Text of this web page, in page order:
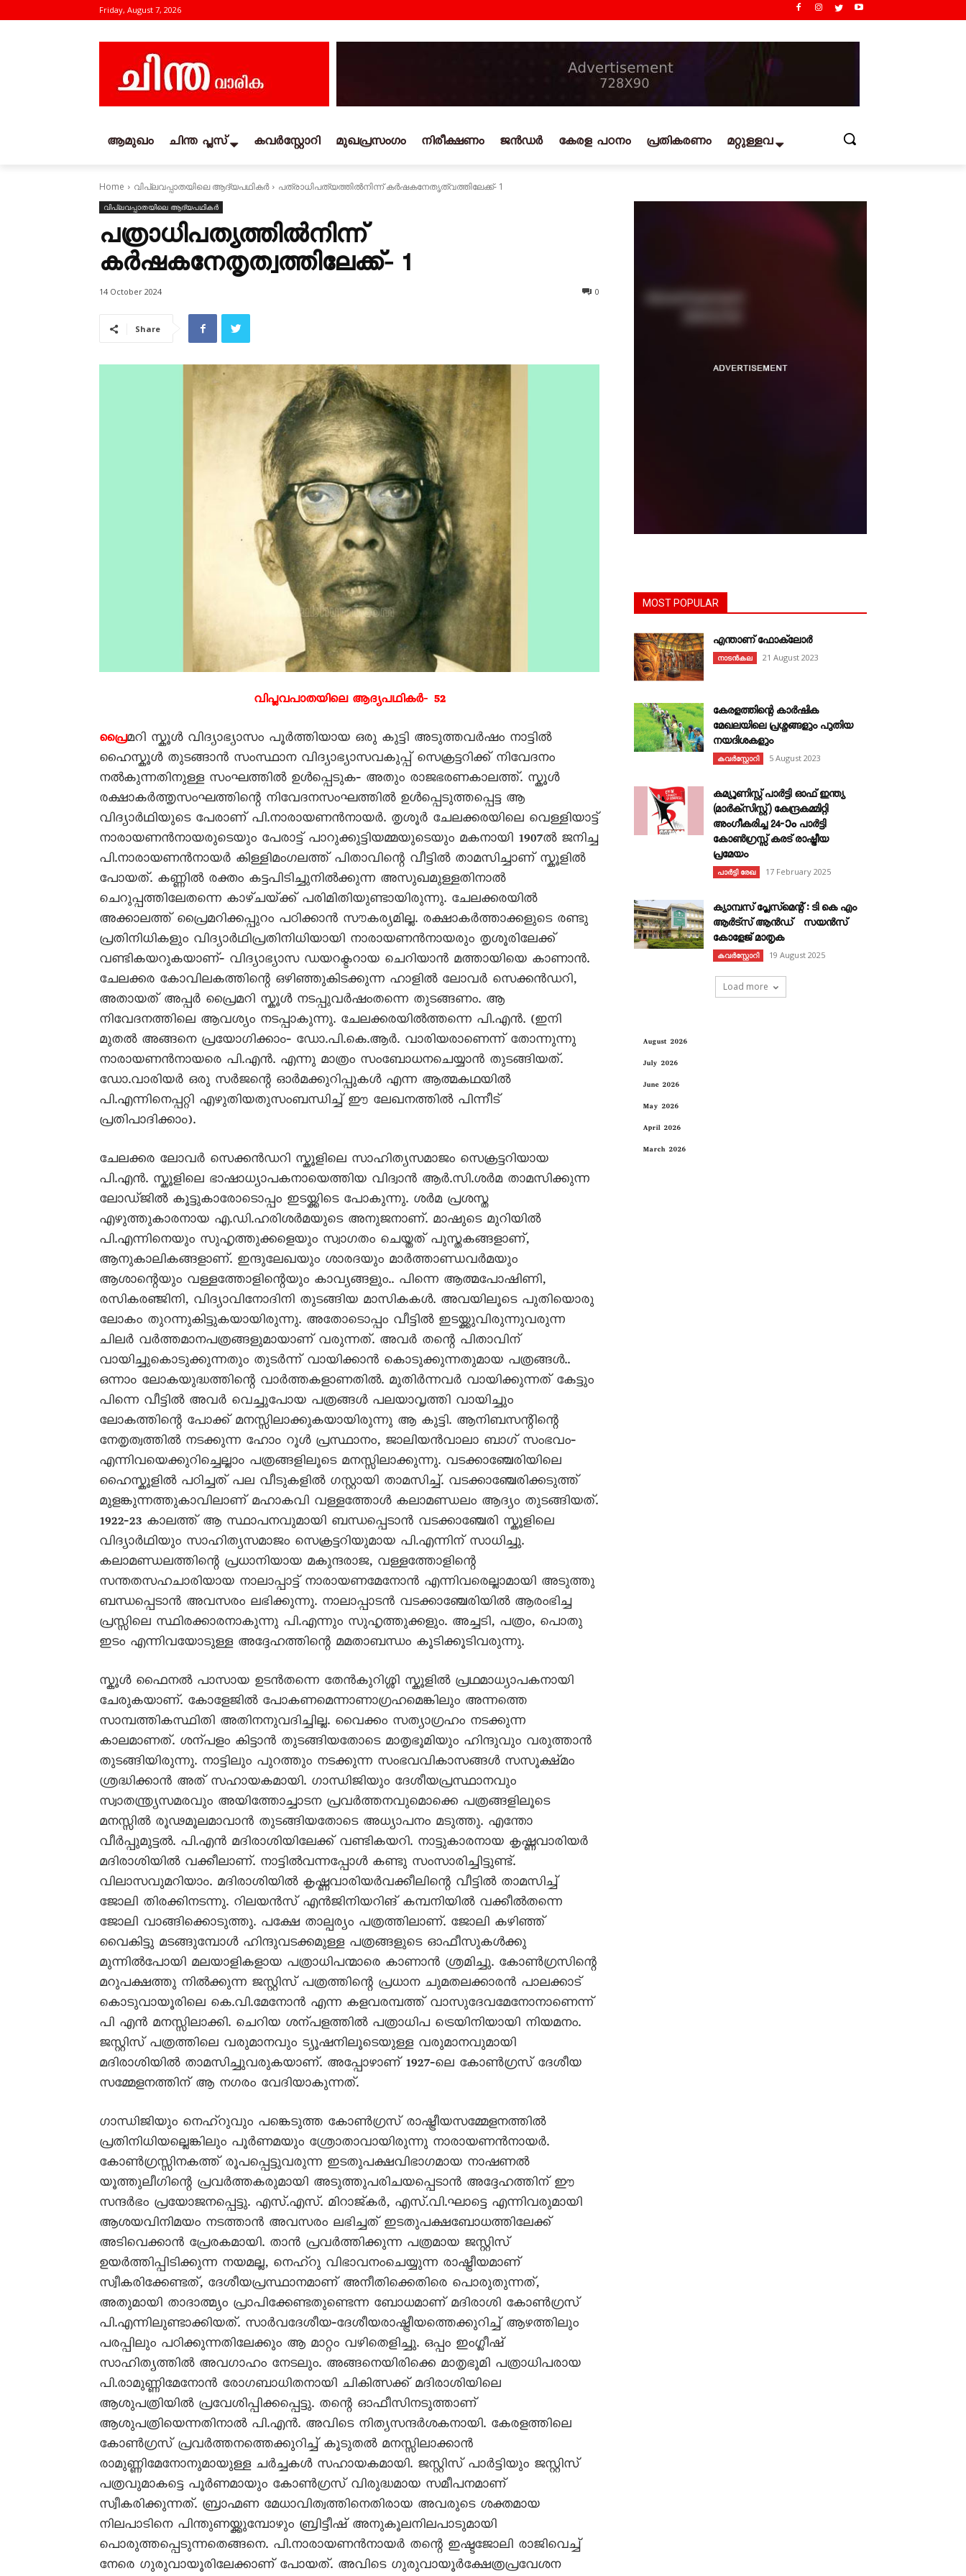
Friday, August 7, 2026
ആമുഖം ചിന്ത പ്ലസ് കവര്‍സ്റ്റോറി മുഖപ്രസംഗം നിരീക്ഷണം ജൻഡർ കേരള പഠനം പ്രതികരണം മറ്റുള്ളവ
Home വിപ്ലവപ്പാതയിലെ ആദ്യപഥികര്‍ പത്രാധിപത്യത്തിൽനിന്ന് കർഷകനേതൃത്വത്തിലേക്ക്‐ 1
വിപ്ലവപ്പാതയിലെ ആദ്യപഥികര്‍
പത്രാധിപത്യത്തിൽനിന്ന്
കർഷകനേതൃത്വത്തിലേക്ക്‐ 1
14 October 2024 0
Share
വിപ്ലവപാതയിലെ ആദ്യപഥികർ‐ 52
പ്രൈമറി സ്കൂൾ വിദ്യാഭ്യാസം പൂർത്തിയായ ഒരു കുട്ടി അടുത്തവർഷം നാട്ടിൽ
ഹൈസ്കൂൾ തുടങ്ങാൻ സംസ്ഥാന വിദ്യാഭ്യാസവകുപ്പ് സെക്രട്ടറിക്ക് നിവേദനം
നൽകുന്നതിനുള്ള സംഘത്തിൽ ഉൾപ്പെടുക‐ അതും രാജഭരണകാലത്ത്. സ്കൂൾ
രക്ഷാകർത്തൃസംഘത്തിന്റെ നിവേദനസംഘത്തിൽ ഉൾപ്പെടുത്തപ്പെട്ട ആ
വിദ്യാർഥിയുടെ പേരാണ് പി.നാരായണൻനായർ. തൃശൂർ ചേലക്കരയിലെ വെള്ളിയാട്ട്
നാരായണൻനായരുടെയും പേരാട്ട് പാറുക്കുട്ടിയമ്മയുടെയും മകനായി 1907ൽ ജനിച്ച
പി.നാരായണൻനായർ കിള്ളിമംഗലത്ത് പിതാവിന്റെ വീട്ടിൽ താമസിച്ചാണ് സ്കൂളിൽ
പോയത്. കണ്ണിൽ രക്തം കട്ടപിടിച്ചുനിൽക്കുന്ന അസുഖമുള്ളതിനാൽ
ചെറുപ്പത്തിലേതന്നെ കാഴ്ചയ്‌ക്ക് പരിമിതിയുണ്ടായിരുന്നു. ചേലക്കരയിൽ
അക്കാലത്ത് പ്രൈമറിക്കപ്പുറം പഠിക്കാൻ സൗകര്യമില്ല. രക്ഷാകർത്താക്കളുടെ രണ്ടു
പ്രതിനിധികളും വിദ്യാർഥിപ്രതിനിധിയായി നാരായണൻനായരും തൃശൂരിലേക്ക്
വണ്ടികയറുകയാണ്‐ വിദ്യാഭ്യാസ ഡയറക്ടറായ ചെറിയാൻ മത്തായിയെ കാണാൻ.
ചേലക്കര കോവിലകത്തിന്റെ ഒഴിഞ്ഞുകിടക്കുന്ന ഹാളിൽ ലോവർ സെക്കൻഡറി,
അതായത് അപ്പർ പ്രൈമറി സ്കൂൾ നടപ്പുവർഷംതന്നെ തുടങ്ങണം. ആ
നിവേദനത്തിലെ ആവശ്യം നടപ്പാകുന്നു. ചേലക്കരയിൽത്തന്നെ പി.എൻ. (ഇനി
മുതൽ അങ്ങനെ പ്രയോഗിക്കാം‐ ഡോ.പി.കെ.ആർ. വാരിയരാണെന്ന് തോന്നുന്നു
നാരായണൻനായരെ പി.എൻ. എന്നു മാത്രം സംബോധനചെയ്യാൻ തുടങ്ങിയത്.
ഡോ.വാരിയർ ഒരു സർജന്റെ ഓർമക്കുറിപ്പുകൾ എന്ന ആത്മകഥയിൽ
പി.എന്നിനെപ്പറ്റി എഴുതിയതുസംബന്ധിച്ച് ഈ ലേഖനത്തിൽ പിന്നീട്
പ്രതിപാദിക്കാം).
ചേലക്കര ലോവർ സെക്കൻഡറി സ്കൂളിലെ സാഹിത്യസമാജം സെക്രട്ടറിയായ
പി.എൻ. സ്കൂളിലെ ഭാഷാധ്യാപകനായെത്തിയ വിദ്വാൻ ആർ.സി.ശർമ താമസിക്കുന്ന
ലോഡ്ജിൽ കൂട്ടുകാരോടൊപ്പം ഇടയ്ക്കിടെ പോകുന്നു. ശർമ പ്രശസ്ത
എഴുത്തുകാരനായ എ.ഡി.ഹരിശർമയുടെ അനുജനാണ്. മാഷുടെ മുറിയിൽ
പി.എന്നിനെയും സുഹൃത്തുക്കളെയും സ്വാഗതം ചെയ്തത് പുസ്തകങ്ങളാണ്,
ആനുകാലികങ്ങളാണ്. ഇന്ദുലേഖയും ശാരദയും മാർത്താണ്ഡവർമയും
ആശാന്റെയും വള്ളത്തോളിന്റെയും കാവ്യങ്ങളും.. പിന്നെ ആത്മപോഷിണി,
രസികരഞ്ജിനി, വിദ്യാവിനോദിനി തുടങ്ങിയ മാസികകൾ. അവയിലൂടെ പുതിയൊരു
ലോകം തുറന്നുകിട്ടുകയായിരുന്നു. അതോടൊപ്പം വീട്ടിൽ ഇടയ്ക്കുവിരുന്നുവരുന്ന
ചിലർ വർത്തമാനപത്രങ്ങളുമായാണ് വരുന്നത്. അവർ തന്റെ പിതാവിന്
വായിച്ചുകൊടുക്കുന്നതും തുടർന്ന് വായിക്കാൻ കൊടുക്കുന്നതുമായ പത്രങ്ങൾ..
ഒന്നാം ലോകയുദ്ധത്തിന്റെ വാർത്തകളാണതിൽ. മുതിർന്നവർ വായിക്കുന്നത് കേട്ടും
പിന്നെ വീട്ടിൽ അവർ വെച്ചുപോയ പത്രങ്ങൾ പലയാവൃത്തി വായിച്ചും
ലോകത്തിന്റെ പോക്ക് മനസ്സിലാക്കുകയായിരുന്നു ആ കുട്ടി. ആനിബസന്റിന്റെ
നേതൃത്വത്തിൽ നടക്കുന്ന ഹോം റൂൾ പ്രസ്ഥാനം, ജാലിയൻവാലാ ബാഗ് സംഭവം‐
എന്നിവയെക്കുറിച്ചെല്ലാം പത്രങ്ങളിലൂടെ മനസ്സിലാക്കുന്നു. വടക്കാഞ്ചേരിയിലെ
ഹൈസ്കൂളിൽ പഠിച്ചത് പല വീടുകളിൽ ഗസ്റ്റായി താമസിച്ച്. വടക്കാഞ്ചേരിക്കടുത്ത്
മുളങ്കുന്നത്തുകാവിലാണ് മഹാകവി വള്ളത്തോൾ കലാമണ്ഡലം ആദ്യം തുടങ്ങിയത്.
1922‐23 കാലത്ത് ആ സ്ഥാപനവുമായി ബന്ധപ്പെടാൻ വടക്കാഞ്ചേരി സ്കൂളിലെ
വിദ്യാർഥിയും സാഹിത്യസമാജം സെക്രട്ടറിയുമായ പി.എന്നിന് സാധിച്ചു.
കലാമണ്ഡലത്തിന്റെ പ്രധാനിയായ മകുന്ദരാജ, വള്ളത്തോളിന്റെ
സന്തതസഹചാരിയായ നാലാപ്പാട്ട് നാരായണമേനോൻ എന്നിവരെല്ലാമായി അടുത്തു
ബന്ധപ്പെടാൻ അവസരം ലഭിക്കുന്നു. നാലാപ്പാടൻ വടക്കാഞ്ചേരിയിൽ ആരംഭിച്ച
പ്രസ്സിലെ സ്ഥിരക്കാരനാകുന്നു പി.എന്നും സുഹൃത്തുക്കളും. അച്ചടി, പത്രം, പൊതു
ഇടം എന്നിവയോടുള്ള അദ്ദേഹത്തിന്റെ മമതാബന്ധം കൂടിക്കൂടിവരുന്നു.
സ്കൂൾ ഫൈനൽ പാസായ ഉടൻതന്നെ തേൻകുറിശ്ശി സ്കൂളിൽ പ്രഥമാധ്യാപകനായി
ചേരുകയാണ്. കോളേജിൽ പോകണമെന്നാണാഗ്രഹമെങ്കിലും അന്നത്തെ
സാമ്പത്തികസ്ഥിതി അതിനനുവദിച്ചില്ല. വൈക്കം സത്യാഗ്രഹം നടക്കുന്ന
കാലമാണത്. ശന്പളം കിട്ടാൻ തുടങ്ങിയതോടെ മാതൃഭൂമിയും ഹിന്ദുവും വരുത്താൻ
തുടങ്ങിയിരുന്നു. നാട്ടിലും പുറത്തും നടക്കുന്ന സംഭവവികാസങ്ങൾ സസൂക്ഷ്മം
ശ്രദ്ധിക്കാൻ അത് സഹായകമായി. ഗാന്ധിജിയും ദേശീയപ്രസ്ഥാനവും
സ്വാതന്ത്ര്യസമരവും അയിത്തോച്ചാടന പ്രവർത്തനവുമൊക്കെ പത്രങ്ങളിലൂടെ
മനസ്സിൽ രൂഢമൂലമാവാൻ തുടങ്ങിയതോടെ അധ്യാപനം മടുത്തു. എന്തോ
വീർപ്പുമുട്ടൽ. പി.എൻ മദിരാശിയിലേക്ക് വണ്ടികയറി. നാട്ടുകാരനായ കൃഷ്ണവാരിയർ
മദിരാശിയിൽ വക്കീലാണ്. നാട്ടിൽവന്നപ്പോൾ കണ്ടു സംസാരിച്ചിട്ടുണ്ട്.
വിലാസവുമറിയാം. മദിരാശിയിൽ കൃഷ്ണവാരിയർവക്കീലിന്റെ വീട്ടിൽ താമസിച്ച്
ജോലി തിരക്കിനടന്നു. റിലയൻസ് എൻജിനിയറിങ് കമ്പനിയിൽ വക്കീൽതന്നെ
ജോലി വാങ്ങിക്കൊടുത്തു. പക്ഷേ താല്പര്യം പത്രത്തിലാണ്. ജോലി കഴിഞ്ഞ്
വൈകിട്ടു മടങ്ങുമ്പോൾ ഹിന്ദുവടക്കമുള്ള പത്രങ്ങളുടെ ഓഫീസുകൾക്കു
മുന്നിൽപോയി മലയാളികളായ പത്രാധിപന്മാരെ കാണാൻ ശ്രമിച്ചു. കോൺഗ്രസിന്റെ
മറുപക്ഷത്തു നിൽക്കുന്ന ജസ്റ്റിസ് പത്രത്തിന്റെ പ്രധാന ചുമതലക്കാരൻ പാലക്കാട്
കൊടുവായൂരിലെ കെ.വി.മേനോൻ എന്ന കളവരമ്പത്ത് വാസുദേവമേനോനാണെന്ന്
പി എൻ മനസ്സിലാക്കി. ചെറിയ ശന്പളത്തിൽ പത്രാധിപ ട്രെയിനിയായി നിയമനം.
ജസ്റ്റിസ് പത്രത്തിലെ വരുമാനവും ട്യൂഷനിലൂടെയുള്ള വരുമാനവുമായി
മദിരാശിയിൽ താമസിച്ചുവരുകയാണ്. അപ്പോഴാണ് 1927‐ലെ കോൺഗ്രസ് ദേശീയ
സമ്മേളനത്തിന് ആ നഗരം വേദിയാകുന്നത്.
ഗാന്ധിജിയും നെഹ്റുവും പങ്കെടുത്ത കോൺഗ്രസ് രാഷ്ട്രീയസമ്മേളനത്തിൽ
പ്രതിനിധിയല്ലെങ്കിലും പൂർണമയും ശ്രോതാവായിരുന്നു നാരായണൻനായർ.
കോൺഗ്രസ്സിനകത്ത് രൂപപ്പെട്ടുവരുന്ന ഇടതുപക്ഷവിഭാഗമായ നാഷണൽ
യൂത്തുലീഗിന്റെ പ്രവർത്തകരുമായി അടുത്തുപരിചയപ്പെടാൻ അദ്ദേഹത്തിന്‌ ഈ
സന്ദർഭം പ്രയോജനപ്പെട്ടു. എസ്.എസ്. മിറാജ്കർ, എസ്.വി.ഘാട്ടെ എന്നിവരുമായി
ആശയവിനിമയം നടത്താൻ അവസരം ലഭിച്ചത് ഇടതുപക്ഷബോധത്തിലേക്ക്
അടിവെക്കാൻ പ്രേരകമായി. താൻ പ്രവർത്തിക്കുന്ന പത്രമായ ജസ്റ്റിസ്
ഉയർത്തിപ്പിടിക്കുന്ന നയമല്ല, നെഹ്റു വിഭാവനംചെയ്യുന്ന രാഷ്ട്രീയമാണ്
സ്വീകരിക്കേണ്ടത്, ദേശീയപ്രസ്ഥാനമാണ് അനീതിക്കെതിരെ പൊരുതുന്നത്,
അതുമായി താദാത്മ്യം പ്രാപിക്കേണ്ടതുണ്ടെന്ന ബോധമാണ് മദിരാശി കോൺഗ്രസ്
പി.എന്നിലുണ്ടാക്കിയത്. സാർവദേശീയ‐ദേശീയരാഷ്ട്രീയത്തെക്കുറിച്ച് ആഴത്തിലും
പരപ്പിലും പഠിക്കുന്നതിലേക്കും ആ മാറ്റം വഴിതെളിച്ചു. ഒപ്പം ഇംഗ്ലീഷ്
സാഹിത്യത്തിൽ അവഗാഹം നേടലും. അങ്ങനെയിരിക്കെ മാതൃഭൂമി പത്രാധിപരായ
പി.രാമുണ്ണിമേനോൻ രോഗബാധിതനായി ചികിത്സക്ക് മദിരാശിയിലെ
ആശുപത്രിയിൽ പ്രവേശിപ്പിക്കപ്പെട്ടു. തന്റെ ഓഫീസിനടുത്താണ്
ആശുപത്രിയെന്നതിനാൽ പി.എൻ. അവിടെ നിത്യസന്ദർശകനായി. കേരളത്തിലെ
കോൺഗ്രസ് പ്രവർത്തനത്തെക്കുറിച്ച് കൂടുതൽ മനസ്സിലാക്കാൻ
രാമുണ്ണിമേനോനുമായുള്ള ചർച്ചകൾ സഹായകമായി. ജസ്റ്റിസ് പാർട്ടിയും ജസ്റ്റിസ്
പത്രവുമാകട്ടെ പൂർണമായും കോൺഗ്രസ് വിരുദ്ധമായ സമീപനമാണ്
സ്വീകരിക്കുന്നത്. ബ്രാഹ്മണ മേധാവിത്വത്തിനെതിരായ അവരുടെ ശക്തമായ
നിലപാടിനെ പിന്തുണയ്ക്കുമ്പോഴും ബ്രിട്ടീഷ് അനുകൂലനിലപാടുമായി
പൊരുത്തപ്പെടുന്നതെങ്ങനെ. പി.നാരായണൻനായർ തന്റെ ഇഷ്ടജോലി രാജിവെച്ച്
നേരെ ഗുരുവായൂരിലേക്കാണ് പോയത്. അവിടെ ഗുരുവായൂർക്ഷേത്രപ്രവേശന
MOST POPULAR
എന്താണ്‌ ഫോക്‌ലോർ
നാടൻകല 21 August 2023
കേരളത്തിന്റെ കാർഷിക
മേഖലയിലെ പ്രശ്നങ്ങളും പുതിയ
നയദിശകളും
കവര്‍സ്റ്റോറി 5 August 2023
കമ്യൂണിസ്റ്റ് പാർട്ടി ഓഫ് ഇന്ത്യ
(മാർക്സിസ്റ്റ്) കേന്ദ്രകമ്മിറ്റി
അംഗീകരിച്ച 24‐ാം പാർട്ടി
കോൺഗ്രസ്സ് കരട് രാഷ്ട്രീയ
പ്രമേയം
പാർട്ടി രേഖ 17 February 2025
ക്യാമ്പസ് പ്ലേസ്മെന്റ് : ടി കെ എം
ആർട്സ് ആൻഡ് സയൻസ്
കോളേജ് മാതൃക
കവര്‍സ്റ്റോറി 19 August 2025
Load more
August 2026
July 2026
June 2026
May 2026
April 2026
March 2026